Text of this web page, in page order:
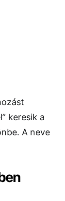
keresik a
A neve